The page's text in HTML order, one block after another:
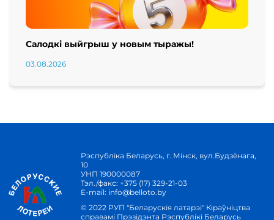
Салодкі выйгрыш у новым тыражы!
03.08.2026
Рэспубліка Беларусь, г. Мінск, вул.Будзёнага,
10
УНП 190000087
Тэл./факс: +375 (17) 329-21-03
E-mail: info@belloto.by
© 2022 РУП "Беларускія латарэі" Кіраўніцтва
справамі Прэзідэнта Рэспублікі Беларусь